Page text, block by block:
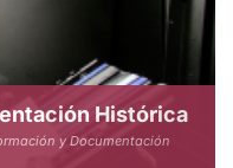
Histórica
y Documentación